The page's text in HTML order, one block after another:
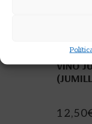
VINO
12,50